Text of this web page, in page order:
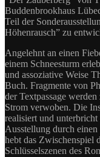
Buddenbrookhaus
Teil der
Höhenrausch” zu
Angelehnt an einen
einem Schneesturm
und assoziative Weise
Buch. Fragmente von
der Textpassage
Strom verwoben. Die
realisiert und
Ausstellung durch
hebt das Zwischenspiel
Schlüsselszenen des